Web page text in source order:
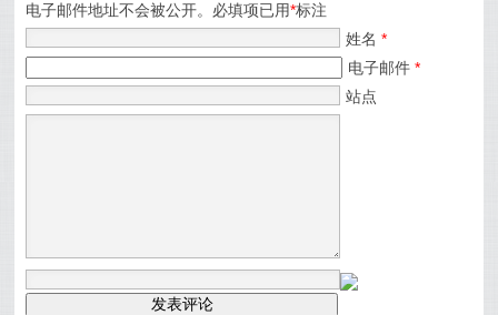
电子邮件地址不会被公开。必填项已用*标注
姓名*
电子邮件*
站点